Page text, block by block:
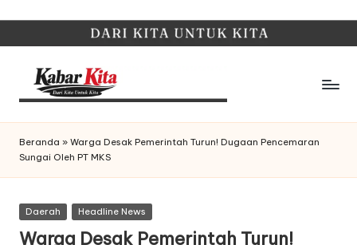
content
K
a
b
a
r
Beranda » Warga Desak Pemerintah Turun! Dugaan Pencemaran
Sungai Oleh PT MKS
Posted
Daerah Headline News
Warga Desak Pemerintah Turun!